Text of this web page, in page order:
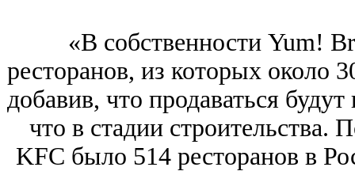
«В собственности Yum!
ресторанов, из которых
добавив, что продаваться
что в стадии строительства.
KFC было 514 ресторанов в